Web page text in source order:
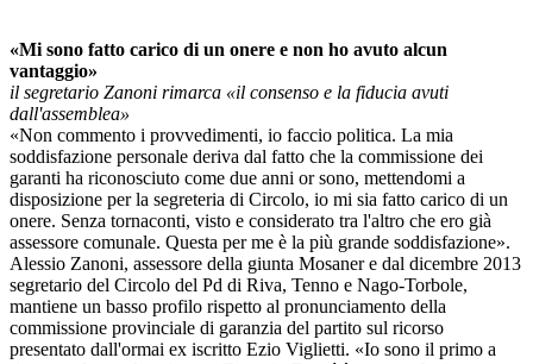
«Mi sono fatto carico di un onere e non ho avuto alcun
vantaggio»
il segretario Zanoni rimarca «il consenso e la fiducia avuti
dall'assemblea»
«Non commento i provvedimenti, io faccio politica. La mia
soddisfazione personale deriva dal fatto che la commissione dei
garanti ha riconosciuto come due anni or sono, mettendomi a
disposizione per la segreteria di Circolo, io mi sia fatto carico di un
onere. Senza tornaconti, visto e considerato tra l'altro che ero già
assessore comunale. Questa per me è la più grande soddisfazione».
Alessio Zanoni, assessore della giunta Mosaner e dal dicembre 2013
segretario del Circolo del Pd di Riva, Tenno e Nago-Torbole,
mantiene un basso profilo rispetto al pronunciamento della
commissione provinciale di garanzia del partito sul ricorso
presentato dall'ormai ex iscritto Ezio Viglietti. «Io sono il primo a